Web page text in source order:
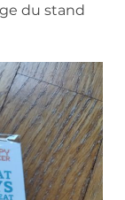
du stand